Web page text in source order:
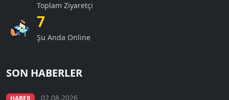
Toplam Ziyaretçi
7
Şu Anda Online
SON HABERLER
HABER
02.08.2026